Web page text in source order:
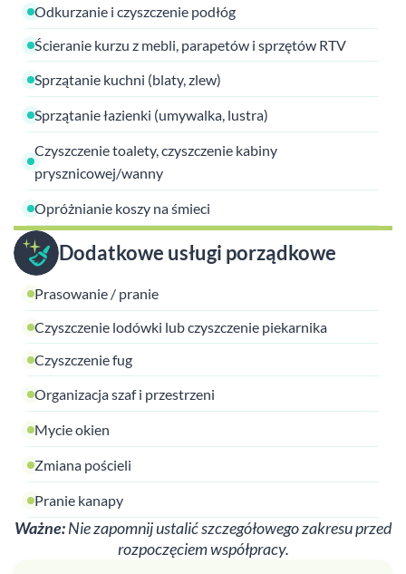
Odkurzanie i czyszczenie podłóg
Ścieranie kurzu z mebli, parapetów i sprzętów RTV
Sprzątanie kuchni (blaty, zlew)
Sprzątanie łazienki (umywalka, lustra)
Czyszczenie toalety, czyszczenie kabiny
prysznicowej/wanny
Opróżnianie koszy na śmieci
Dodatkowe usługi porządkowe
Prasowanie / pranie
Czyszczenie lodówki lub czyszczenie piekarnika
Czyszczenie fug
Organizacja szaf i przestrzeni
Mycie okien
Zmiana pościeli
Pranie kanapy
Ważne:Nie zapomnij ustalić szczegółowego zakresu przed
rozpoczęciem współpracy.